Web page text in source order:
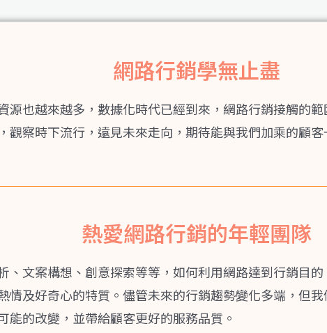
網路行銷學無止盡
源也越來越多，數據化時代已經到來，網路行銷接觸的
觀察時下流行，遠見未來走向，期待能與我們加乘的顧客
熱愛網路行銷的年輕團隊
、文案構想、創意探索等等，如何利用網路達到行銷目
情及好奇心的特質。儘管未來的行銷趨勢變化多端，但
能的改變，並帶給顧客更好的服務品質。